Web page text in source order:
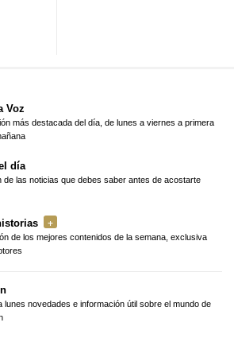
Voz
más destacada del día, de lunes a viernes a primera
día
de las noticias que debes saber antes de acostarte
de los mejores contenidos de la semana, exclusiva
lunes novedades e información útil sobre el mundo de